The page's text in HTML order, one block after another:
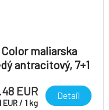
maliarska
antracitový, 7+1
EUR
EUR/ 1 kg
Detail